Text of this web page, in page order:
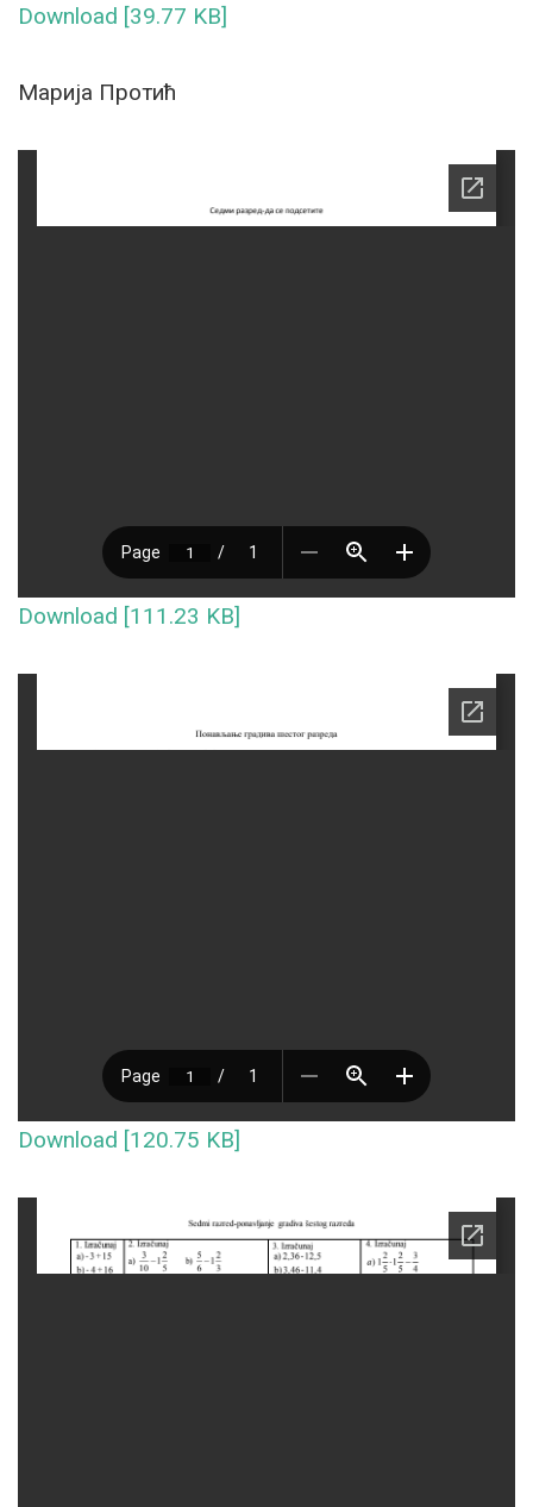
Download [39.77 KB]
Марија Протић
Download [111.23 KB]
Download [120.75 KB]